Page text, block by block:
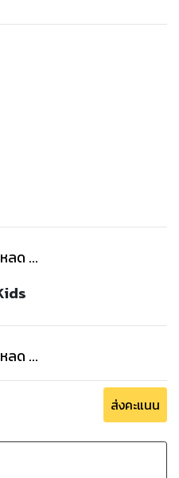
ลด ...
ลด ...
ส่งคะแนน